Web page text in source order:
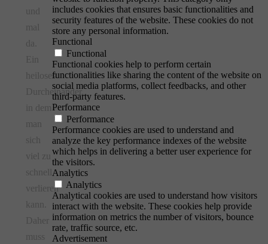
und
mal
da.
Ein
heiloses
Durcheinander,
in dem
man
sich
viel zu
schnell
verlieren
kann.
Daher
muss
includes cookies that ensures basic functionalities and
security features of the website. These cookies do not
store any personal information.
Functional
Functional
Functional cookies help to perform certain
functionalities like sharing the content of the website on
social media platforms, collect feedbacks, and other
third-party features.
Performance
Performance
Performance cookies are used to understand and
analyze the key performance indexes of the website
which helps in delivering a better user experience for
the visitors.
Analytics
Analytics
Analytical cookies are used to understand how visitors
interact with the website. These cookies help provide
information on metrics the number of visitors, bounce
rate, traffic source, etc.
Advertisement